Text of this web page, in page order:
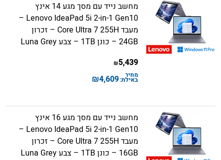
מחשב נייד עם מסך מגע 14 אינץ
Lenovo IdeaPad 5i 2-in-1 Gen10 –
מעבד Core Ultra 7 255H – זכרון
24GB – כונן 1TB – צבע Luna Grey
5,439
₪
מחיר
באילת:4,609
₪
מחשב נייד עם מסך מגע 16 אינץ
Lenovo IdeaPad 5i 2-in-1 Gen10 –
מעבד Core Ultra 7 255H – זכרון
16GB – כונן 1TB – צבע Luna Grey